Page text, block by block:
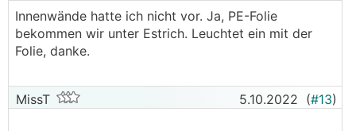
Innenwände hatte ich nicht vor. Ja, PE-Folie
bekommen wir unter Estrich. Leuchtet ein mit der
Folie, danke.
MissT 5.10.2022 (#13)